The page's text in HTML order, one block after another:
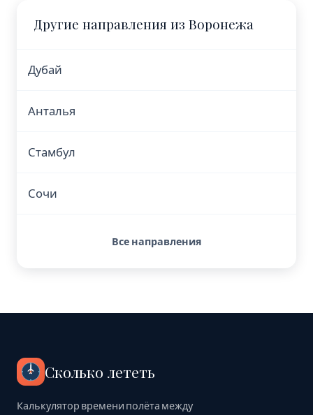
Другие направления из Воронежа
Дубай
Анталья
Стамбул
Сочи
Все направления
Сколько лететь
Калькулятор времени полёта между